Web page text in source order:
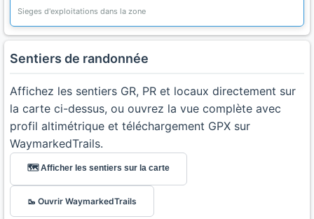
Sieges d'exploitations dans la zone
Sentiers de randonnée
Affichez les sentiers GR, PR et locaux directement sur
la carte ci-dessus, ou ouvrez la vue complète avec
profil altimétrique et téléchargement GPX sur
WaymarkedTrails.
🗺️ Afficher les sentiers sur la carte
🥾 Ouvrir WaymarkedTrails